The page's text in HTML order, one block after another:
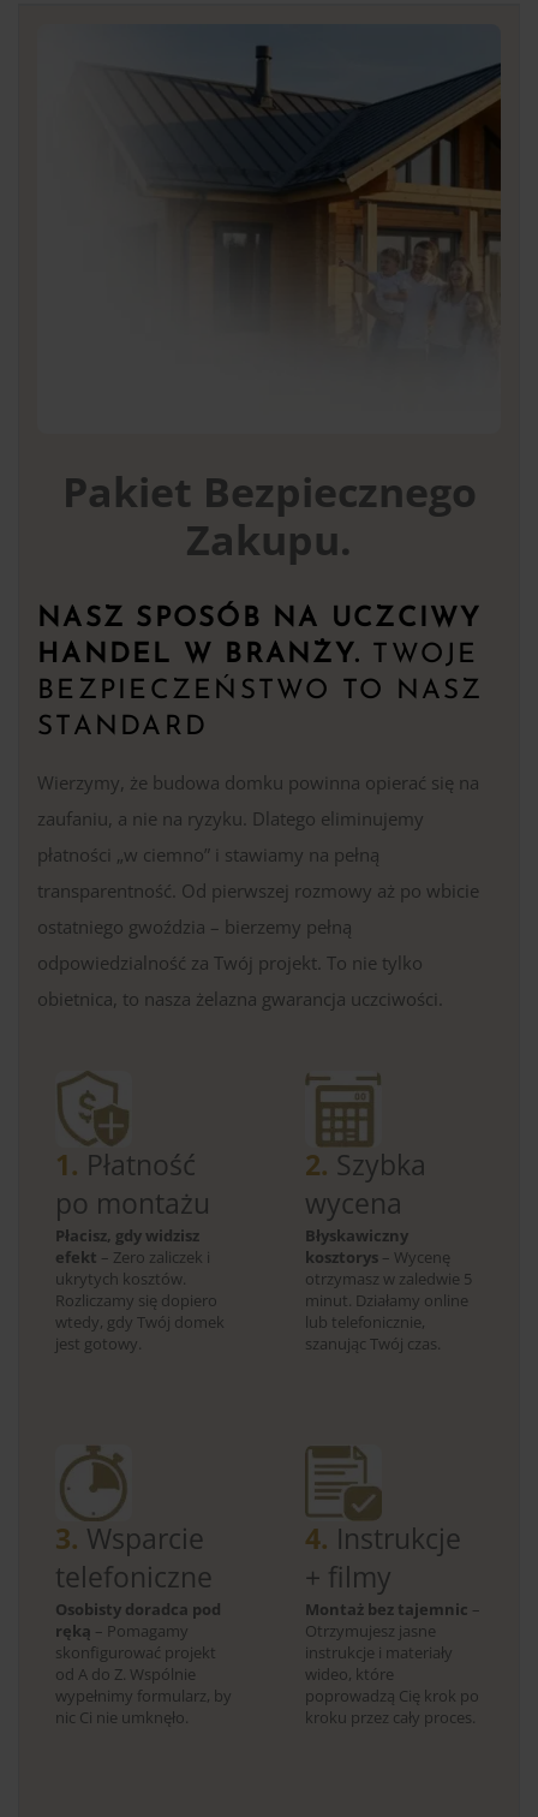
Pakiet Bezpiecznego
Zakupu.
NASZ SPOSÓB NA UCZCIWY
HANDEL W BRANŻY.
TWOJE
BEZPIECZEŃSTWO TO NASZ
STANDARD
Wierzymy, że budowa domku powinna opierać się na
zaufaniu, a nie na ryzyku. Dlatego eliminujemy
płatności „w ciemno” i stawiamy na pełną
transparentność. Od pierwszej rozmowy aż po wbicie
ostatniego gwoździa – bierzemy pełną
odpowiedzialność za Twój projekt. To nie tylko
obietnica, to nasza żelazna gwarancja uczciwości.
1. Płatność
po montażu
Płacisz, gdy widzisz
efekt – Zero zaliczek i
ukrytych kosztów.
Rozliczamy się dopiero
wtedy, gdy Twój domek
jest gotowy.
2. Szybka
wycena
Błyskawiczny
kosztorys – Wycenę
otrzymasz w zaledwie 5
minut. Działamy online
lub telefonicznie,
szanując Twój czas.
3. Wsparcie
telefoniczne
Osobisty doradca pod
ręką – Pomagamy
skonfigurować projekt
od A do Z. Wspólnie
wypełnimy formularz, by
nic Ci nie umknęło.
4. Instrukcje
+ filmy
Montaż bez tajemnic –
Otrzymujesz jasne
instrukcje i materiały
wideo, które
poprowadzą Cię krok po
kroku przez cały proces.